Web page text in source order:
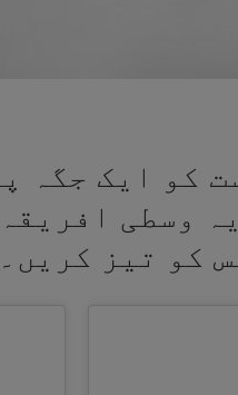
کو ایک جگہ
وسطی
کو تیز کریں۔